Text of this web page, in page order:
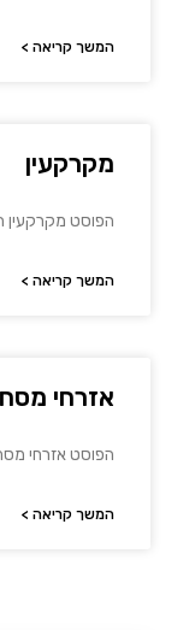
המשך קריאה >
מקרקעין
הפוסט מקרקעין
המשך קריאה >
אזרחי
הפוסט אזרחי
המשך קריאה >